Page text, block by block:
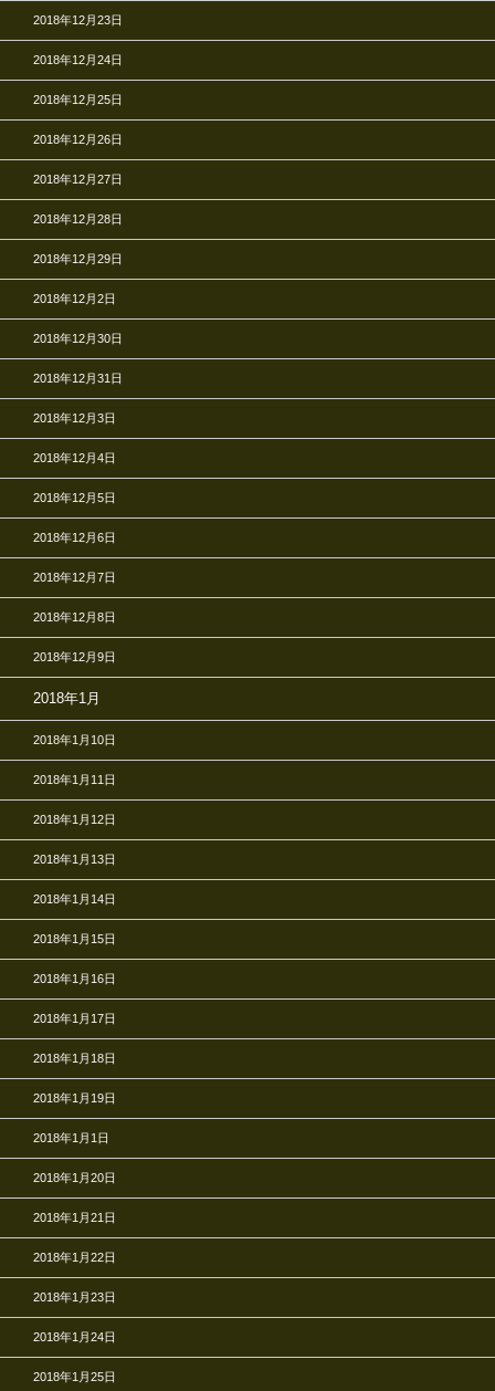
2018年12月23日
2018年12月24日
2018年12月25日
2018年12月26日
2018年12月27日
2018年12月28日
2018年12月29日
2018年12月2日
2018年12月30日
2018年12月31日
2018年12月3日
2018年12月4日
2018年12月5日
2018年12月6日
2018年12月7日
2018年12月8日
2018年12月9日
2018年1月
2018年1月10日
2018年1月11日
2018年1月12日
2018年1月13日
2018年1月14日
2018年1月15日
2018年1月16日
2018年1月17日
2018年1月18日
2018年1月19日
2018年1月1日
2018年1月20日
2018年1月21日
2018年1月22日
2018年1月23日
2018年1月24日
2018年1月25日